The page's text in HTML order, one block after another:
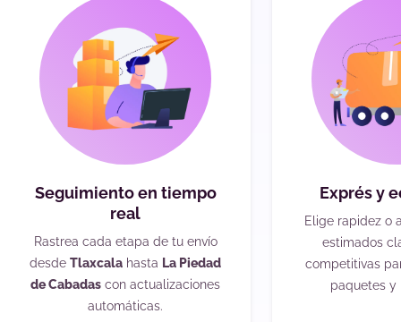
Seguimiento en tiempo
real
Rastrea cada etapa de tu envío
desde Tlaxcala hasta La Piedad
de Cabadas con actualizaciones
automáticas.
Exprés y
Elige rapidez o
estimados
competitivas
paquetes y